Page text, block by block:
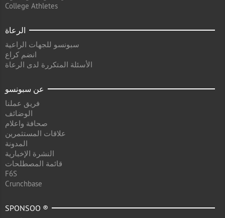
College Athletes
الرعاة
سبونسو للجهات الراعية
انضم كراع
الأسئلة المتكررة لدى الرعاة
عن سبونسو
فريق عملنا
الوضائف
صحافة واعلام
علاقات المستثمرين
المدونة
النشرة الإخبارية
قائمة المصطلحات
F6S
Crunchbase
SPONSOO ®